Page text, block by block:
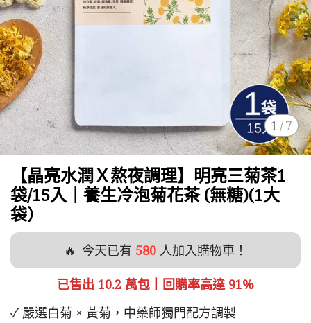
1 /7
【晶亮水潤Ｘ熬夜調理】明亮三菊茶1
袋/15入｜養生冷泡菊花茶 (無糖)(1大
袋）
🔥 今天已有 580 人加入購物車！
已售出 10.2 萬包｜回購率高達 91%
✓ 嚴選白菊 × 黃菊，中藥師獨門配方調製